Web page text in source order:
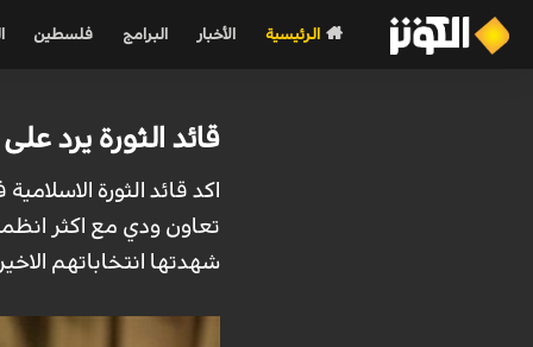
الرئيسية الأخبار البرامج فلسطين
قائد الثورة يرد
اكد قائد الثورة
تعاون ودي مع اكثر
شهدتها انتخاباتهم